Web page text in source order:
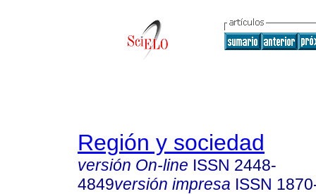
Región y sociedad
versión On-line ISSN 2448-
4849versión impresa ISSN